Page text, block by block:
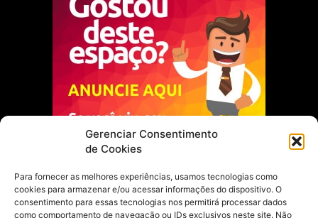
Gerenciar Consentimento
de Cookies
Para fornecer as melhores experiências, usamos tecnologias como
cookies para armazenar e/ou acessar informações do dispositivo. O
consentimento para essas tecnologias nos permitirá processar dados
como comportamento de navegação ou IDs exclusivos neste site. Não
Escolha do Editor